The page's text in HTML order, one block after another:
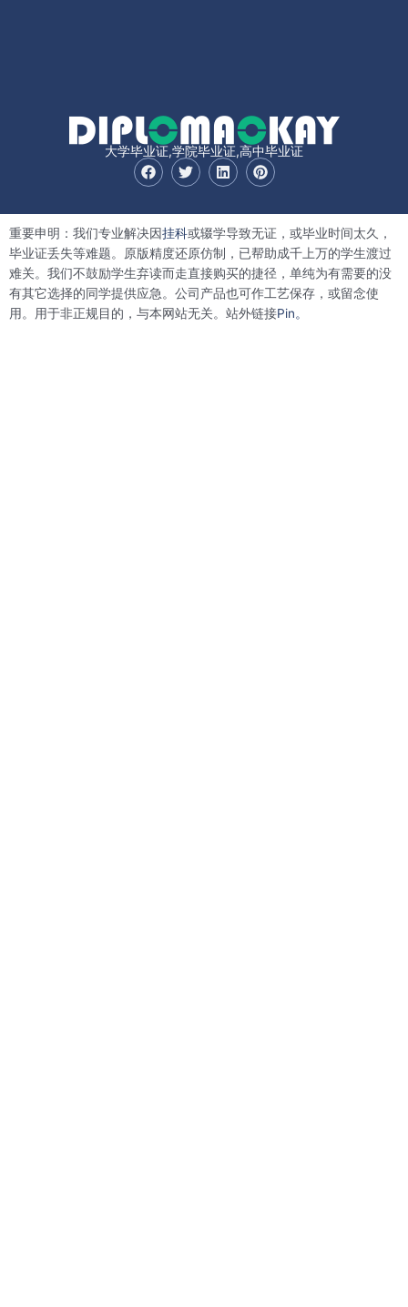
大学毕业证,学院毕业证,高中毕业证
F
a
o
o
k
T
w
t
e
r
L
i
d
i
n
P
i
r
e
s
t
重要申明：我们专业解决因挂科或辍学导致无证，或毕业时间太久，
毕业证丢失等难题。原版精度还原仿制，已帮助成千上万的学生渡过
难关。我们不鼓励学生弃读而走直接购买的捷径，单纯为有需要的没
有其它选择的同学提供应急。公司产品也可作工艺保存，或留念使
用。用于非正规目的，与本网站无关。站外链接Pin。